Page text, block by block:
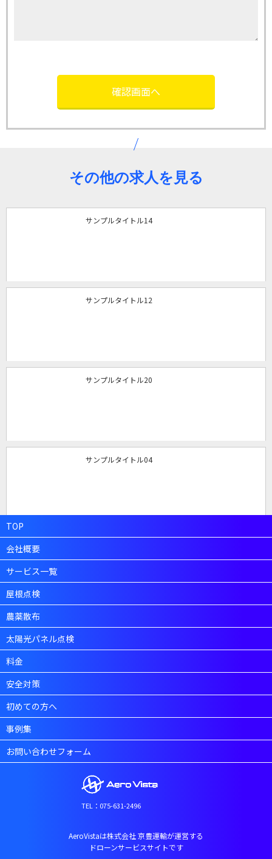
その他の求人を見る
サンプルタイトル14
サンプルタイトル12
サンプルタイトル20
サンプルタイトル04
TOP
会社概要
サービス一覧
屋根点検
農薬散布
太陽光パネル点検
料金
安全対策
初めての方へ
事例集
お問い合わせフォーム
TEL：075-631-2496
AeroVistaは株式会社 京豊運輸が運営する
ドローンサービスサイトです